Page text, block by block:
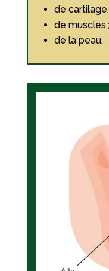
de
de muscles ;
de la peau.